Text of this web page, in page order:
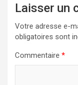
Laisser un
Votre adresse e-
obligatoires sont
Commentaire *